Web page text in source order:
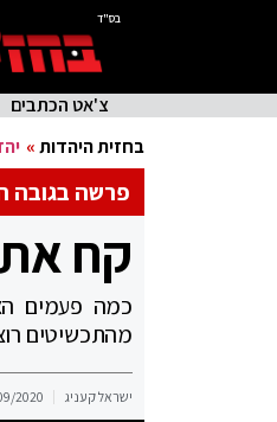
בס"ד
צ'אט הכתבים
בחזית היהדות»
פרשה בגובה
קח את
כמה פעמים
מהתכשיטים
ישראל קעניג 2020